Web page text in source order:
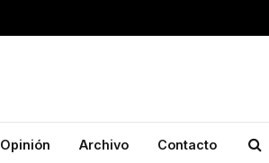
Opinión Archivo Contacto